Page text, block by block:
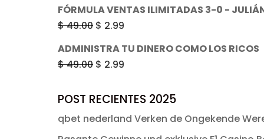
$ 49.00.$ 2.99.
original
era:
$ 53.82.$ 47.99.
FÓRMULA VENTAS ILIMITADAS 3-0 -
$49.00 El
original
era:
$ 2.99
ADMINISTRA TU DINERO COMO LOS RICOS
$49.00 El
original
era:
$ 2.99
actual
es:
POST RECIENTES 2025
qbet nederland Verken de Ongekende